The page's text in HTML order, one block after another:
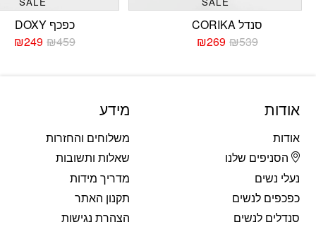
סנדל CORIKA
₪539
המחיר
₪269המחיר
כפכף DOXY
₪459
₪249
אודות
אודות
הסניפים שלנו
נעלי נשים
כפכפים לנשים
סנדלים לנשים
מידע
משלוחים והחזרות
שאלות ותשובות
מדריך מידות
תקנון האתר
הצהרת נגישות